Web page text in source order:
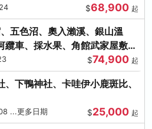
$68,900 起
五色沼、奧入瀨溪、銀山溫
纜車、採水果、角館武家屋敷
$74,900 起
下鴨神社、卡哇伊小鹿斑比、
...更多日期 $25,000 起